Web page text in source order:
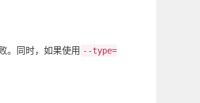
。同时，如果使用 --type=